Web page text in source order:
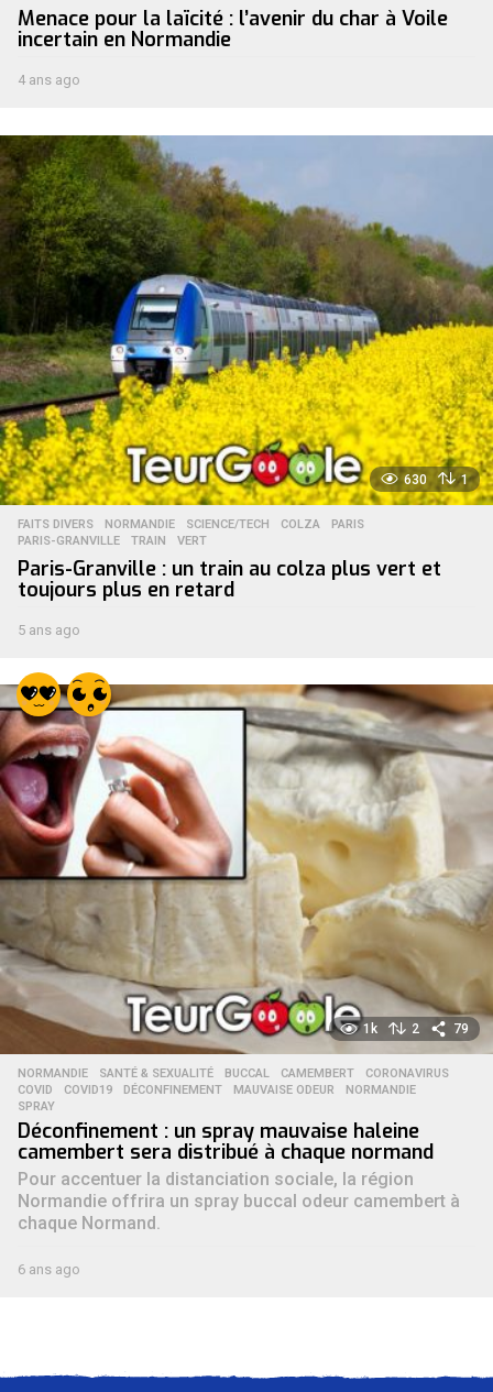
Menace pour la laïcité : l’avenir du char à Voile
incertain en Normandie
4 ans ago
s
a
g
o
630 1
FAITS DIVERS ,NORMANDIE ,SCIENCE/TECH COLZA ,PARIS
PARIS-GRANVILLE
,TRAIN ,VERT
Paris-Granville : un train au colza plus vert et
toujours plus en retard
5 ans ago
n
s
a
g
o
1k 2 79
NORMANDIE ,SANTÉ & SEXUALITÉ BUCCAL ,CAMEMBERT ,CORONAVIRUS
COVID
,COVID19 ,DÉCONFINEMENT ,MAUVAISE ODEUR ,NORMANDIE
SPRAY
Déconfinement : un spray mauvaise haleine
camembert sera distribué à chaque normand
Pour accentuer la distanciation sociale, la région
Normandie offrira un spray buccal odeur camembert à
chaque Normand.
6 ans ago
g